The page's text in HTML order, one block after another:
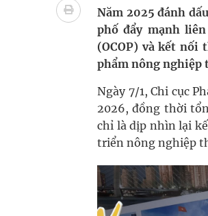
Súp lơ xanh mang đến hy
Tác Dụng Chống Kết Tập
Quan Bằng Chứng Dược Lý
Cách âm nhạc trị liệu được
Dự báo thời tiết ngày 08/8/
Năm 2025 đánh
phố đẩy mạnh
(OCOP) và kết
phẩm nông nghiệp
Ngày 7/1, Chi cục
2026, đồng thời
chỉ là dịp nhìn lại
triển nông nghiệp